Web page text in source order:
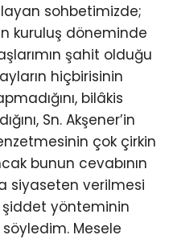
sohbetimizde;
kuruluş döneminde
şahit olduğu
hiçbirisinin
bilâkis
Sn. Akşener’in
çok çirkin
bunun cevabının
siyaseten verilmesi
şiddet yönteminin
Mesele